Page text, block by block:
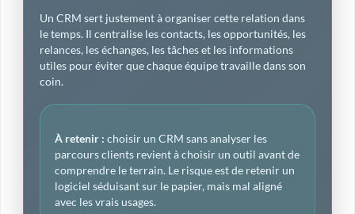
Un CRM sert justement à organiser cette relation dans
le temps. Il centralise les contacts, les opportunités, les
relances, les échanges, les tâches et les informations
utiles pour éviter que chaque équipe travaille dans son
coin.
À retenir : choisir un CRM sans analyser les
parcours clients revient à choisir un outil avant de
comprendre le terrain. Le risque est de retenir un
logiciel séduisant sur le papier, mais mal aligné
avec les vrais usages.